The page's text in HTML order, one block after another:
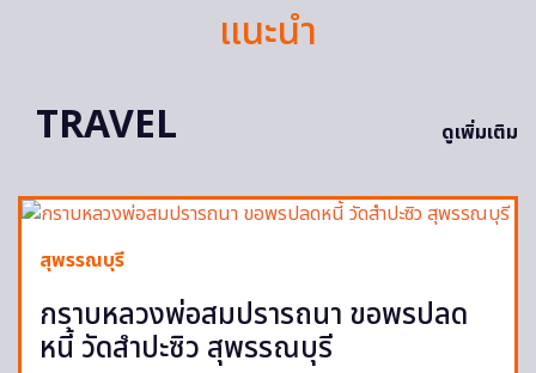
แนะนำ
TRAVEL
ดูเพิ่มเติม
สุพรรณบุรี
กราบหลวงพ่อสมปรารถนา ขอพรปลด
หนี้ วัดสำปะซิว สุพรรณบุรี